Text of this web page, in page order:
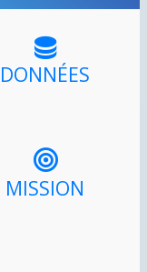
DONNÉES
MISSION